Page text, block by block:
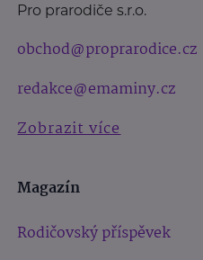
Pro prarodiče s.r.o.
obchod@proprarodice.cz
redakce@emaminy.cz
Zobrazit více
Magazín
Rodičovský příspěvek